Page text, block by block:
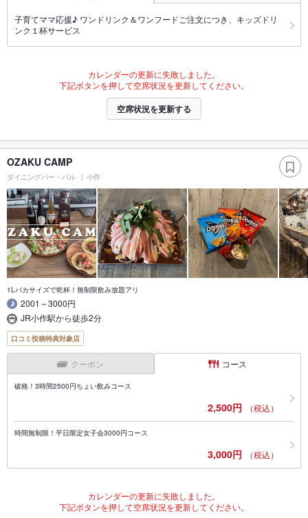
子育てママ応援♪ ワンドリンク＆ワンフードご注文につき、キッズドリ
ンク１杯サービス
カレンダーの更新に失敗しました。
下記ボタンを押して空席状況を更新してください。
空席状況を更新する
OZAKU CAMP
ダイニングバー・バル 小作
1Lバカサイズで乾杯！無制限飲み放題アリ
2001～3000円
JR小作駅から徒歩2分
口コミ投稿特典対象店
クーポン コース
破格！3時間2500円ちょい飲みコース
2,500円 （税込）
時間無制限！平日限定女子会3000円コース
3,000円 （税込）
カレンダーの更新に失敗しました。
下記ボタンを押して空席状況を更新してください。